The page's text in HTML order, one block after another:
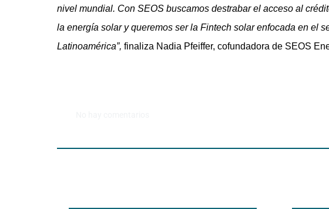
nivel mundial. Con SEOS buscamos destrabar el acceso al
la energía solar y queremos ser la Fintech solar enfocada en el
Latinoamérica”, finaliza Nadia Pfeiffer, cofundadora de SEOS